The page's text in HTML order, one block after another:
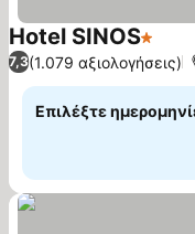
Hotel SINOS1
7,3(1.079 αξιολογήσεις)
Επιλέξτε